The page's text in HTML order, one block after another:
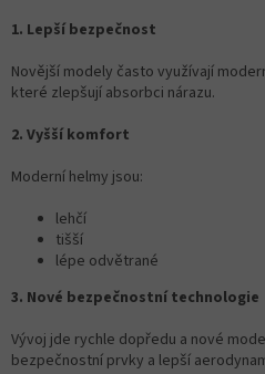
1. Lepší bezpečnost
Novější modely často využívají
které zlepšují absorbci nárazu.
2. Vyšší komfort
Moderní helmy jsou:
lehčí
tišší
lépe odvětrané
3. Nové bezpečnostní technologie
Vývoj jde rychle dopředu a nové
bezpečnostní prvky a lepší